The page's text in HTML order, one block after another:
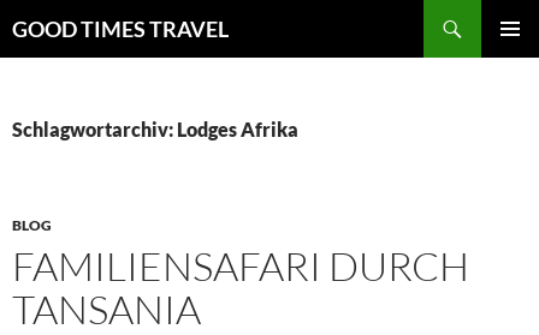
Inhalt
GOOD TIMES TRAVEL
Schlagwortarchiv: Lodges Afrika
BLOG
FAMILIENSAFARI DURCH
TANSANIA